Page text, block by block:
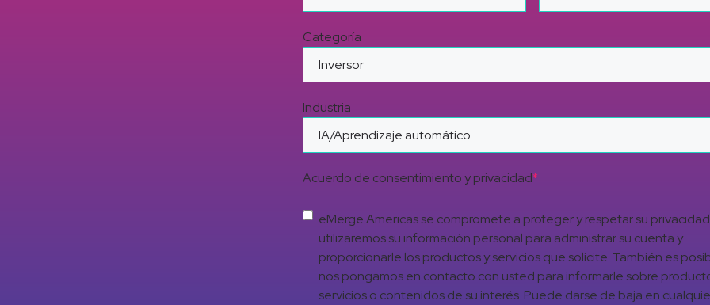
Categoría
Industria
Acuerdo de consentimiento y privacidad*
eMerge Americas se compromete a proteger y respetar su
utilizaremos su información personal para administrar su cuenta y
proporcionarle los productos y servicios que solicite. También es
nos pongamos en contacto con usted para informarle sobre
servicios o contenidos de su interés. Puede darse de baja en